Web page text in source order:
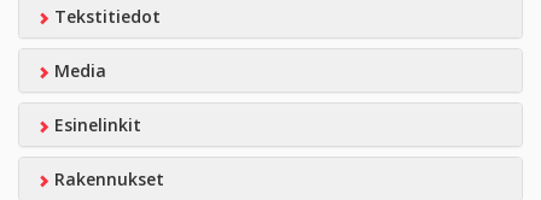
Tekstitiedot
Media
Esinelinkit
Rakennukset